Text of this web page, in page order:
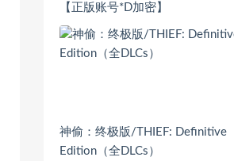
【正版账号*D加密】
神偷：终极版/THIEF: Definitive
Edition（全DLCs）